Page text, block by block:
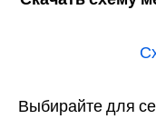
Выбирайте для